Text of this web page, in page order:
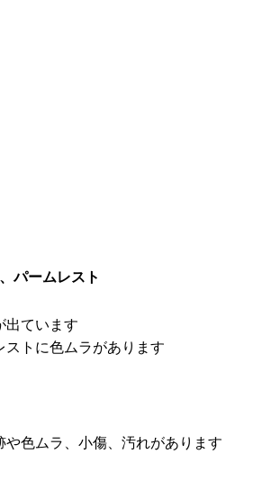
パームレスト
出ています
ストに色ムラがあります
や色ムラ、小傷、汚れがあります